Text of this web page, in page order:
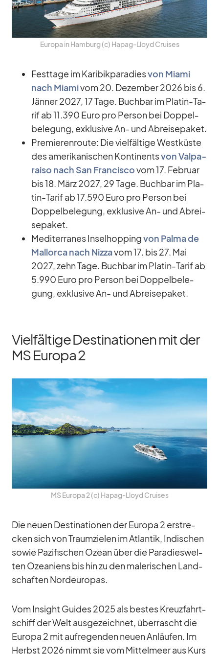
Eu­ropa in Ham­burg (c) Ha­pag-Lloyd Crui­ses
Fest­tage im Ka­ri­bik­pa­ra­diesvon Mi­ami
nach Mi­amivom 20. De­zem­ber 2026 bis 6.
Jän­ner 2027, 17 Tage. Buch­bar im Pla­tin-Ta­
rif ab 11.390 Euro pro Per­son bei Dop­pel­
be­le­gung, ex­klu­sive An- und Ab­rei­se­pa­ket.
Pre­mie­ren­route: Die viel­fäl­tige West­küste
des ame­ri­ka­ni­schen Kon­ti­nentsvon Val­pa­
raiso nach San Fran­ciscovom 17. Fe­bruar
bis 18. März 2027, 29 Tage. Buch­bar im Pla­
tin-Ta­rif ab 17.590 Euro pro Per­son bei
Dop­pel­be­le­gung, ex­klu­sive An- und Ab­rei­
se­pa­ket.
Me­di­ter­ra­nes In­sel­hop­pingvon Palma de
Mal­lorca nach Nizzavom 17. bis 27. Mai
2027, zehn Tage. Buch­bar im Pla­tin-Ta­rif ab
5.990 Euro pro Per­son bei Dop­pel­be­le­
gung, ex­klu­sive An- und Ab­rei­se­pa­ket.
Vielfältige Destinationen mit der
MS Europa 2
MS Eu­ropa 2 (c) Ha­pag-Lloyd Crui­ses
Die neuen De­sti­na­tio­nen der Eu­ropa 2 er­stre­
cken sich von Traum­zie­len im At­lan­tik, In­di­schen
so­wie Pa­zi­fi­schen Ozean über die Pa­ra­dies­wel­
ten Ozea­ni­ens bis hin zu den ma­le­ri­schen Land­
schaf­ten Nord­eu­ro­pas.
Vom In­sight Gui­des 2025 als bes­tes Kreuz­fahrt­
schiff der Welt aus­ge­zeich­net, über­rascht die
Eu­ropa 2 mit auf­re­gen­den neuen An­läu­fen. Im
Herbst 2026 nimmt sie vom Mit­tel­meer aus Kurs